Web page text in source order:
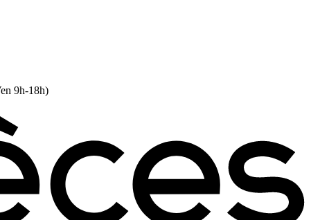
9h-18h)